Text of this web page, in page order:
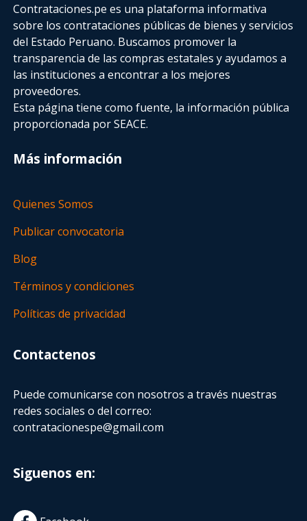
Contrataciones.pe es una plataforma informativa
sobre los contrataciones públicas de bienes y servicios
del Estado Peruano. Buscamos promover la
transparencia de las compras estatalesy ayudamos a
las instituciones a encontrar a los mejores
proveedores.
Esta página tiene como fuente, la información pública
proporcionada por SEACE.
Más información
Quienes Somos
Publicar convocatoria
Blog
Términos y condiciones
Políticas de privacidad
Contactenos
Puede comunicarse con nosotros a través nuestras
redes sociales o del correo:
contratacionespe@gmail.com
Siguenos en: